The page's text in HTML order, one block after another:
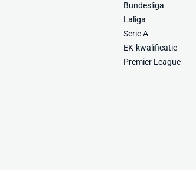
Bundesliga
Laliga
Serie A
EK-kwalificatie
Premier League